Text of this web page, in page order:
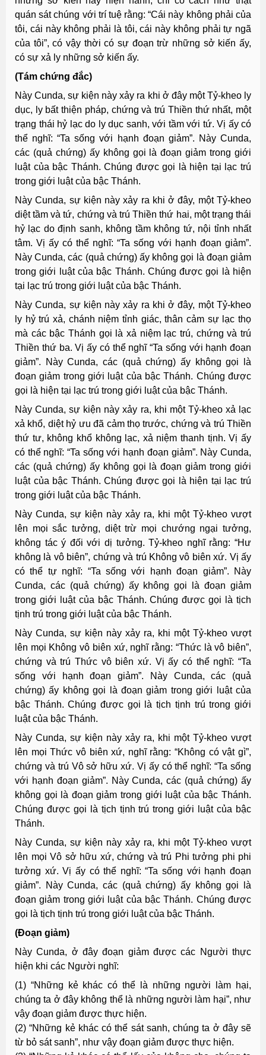
quán sát chúng với trí tuệ rằng: “Cái này không phải của
tôi, cái này không phải là tôi, cái này không phải tự ngã
của tôi”, có vậy thời có sự đoạn trừ những sở kiến ấy,
có sự xả ly những sở kiến ấy.
(Tám chứng đắc)
Này Cunda, sự kiện này xảy ra khi ở đây một Tỷ-kheo ly
dục, ly bất thiện pháp, chứng và trú Thiền thứ nhất, một
trạng thái hỷ lạc do ly dục sanh, với tầm với tứ. Vị ấy có
thể nghĩ: “Ta sống với hạnh đoạn giảm”. Này Cunda,
các (quả chứng) ấy không gọi là đoạn giảm trong giới
luật của bậc Thánh. Chúng được gọi là hiện tại lạc trú
trong giới luật của bậc Thánh.
Này Cunda, sự kiện này xảy ra khi ở đây, một Tỷ-kheo
diệt tầm và tứ, chứng và trú Thiền thứ hai, một trạng thái
hỷ lạc do định sanh, không tầm không tứ, nội tỉnh nhất
tâm. Vị ấy có thể nghĩ: “Ta sống với hạnh đoạn giảm”.
Này Cunda, các (quả chứng) ấy không gọi là đoạn giảm
trong giới luật của bậc Thánh. Chúng được gọi là hiện
tại lạc trú trong giới luật của bậc Thánh.
Này Cunda, sự kiện này xảy ra khi ở đây, một Tỷ-kheo
ly hỷ trú xả, chánh niệm tỉnh giác, thân cảm sự lạc thọ
mà các bậc Thánh gọi là xả niệm lạc trú, chứng và trú
Thiền thứ ba. Vị ấy có thể nghĩ “Ta sống với hạnh đoạn
giảm”. Này Cunda, các (quả chứng) ấy không gọi là
đoạn giảm trong giới luật của bậc Thánh. Chúng được
gọi là hiện tại lạc trú trong giới luật của bậc Thánh.
Này Cunda, sự kiện này xảy ra, khi một Tỷ-kheo xả lạc
xả khổ, diệt hỷ ưu đã cảm thọ trước, chứng và trú Thiền
thứ tư, không khổ không lạc, xả niệm thanh tịnh. Vị ấy
có thể nghĩ: “Ta sống với hạnh đoạn giảm”. Này Cunda,
các (quả chứng) ấy không gọi là đoạn giảm trong giới
luật của bậc Thánh. Chúng được gọi là hiện tại lạc trú
trong giới luật của bậc Thánh.
Này Cunda, sự kiện này xảy ra, khi một Tỷ-kheo vượt
lên mọi sắc tưởng, diệt trừ mọi chướng ngại tưởng,
không tác ý đối với dị tưởng. Tỷ-kheo nghĩ rằng: “Hư
không là vô biên”, chứng và trú Không vô biên xứ. Vị ấy
có thể tự nghĩ: “Ta sống với hạnh đoạn giảm”. Này
Cunda, các (quả chứng) ấy không gọi là đoạn giảm
trong giới luật của bậc Thánh. Chúng được gọi là tịch
tịnh trú trong giới luật của bậc Thánh.
Này Cunda, sự kiện này xảy ra, khi một Tỷ-kheo vượt
lên mọi Không vô biên xứ, nghĩ rằng: “Thức là vô biên”,
chứng và trú Thức vô biên xứ. Vị ấy có thể nghĩ: “Ta
sống với hạnh đoạn giảm”. Này Cunda, các (quả
chứng) ấy không gọi là đoạn giảm trong giới luật của
bậc Thánh. Chúng được gọi là tịch tịnh trú trong giới
luật của bậc Thánh.
Này Cunda, sự kiện này xảy ra, khi một Tỷ-kheo vượt
lên mọi Thức vô biên xứ, nghĩ rằng: “Không có vật gì”,
chứng và trú Vô sở hữu xứ. Vị ấy có thể nghĩ: “Ta sống
với hạnh đoạn giảm”. Này Cunda, các (quả chứng) ấy
không gọi là đoạn giảm trong giới luật của bậc Thánh.
Chúng được gọi là tịch tịnh trú trong giới luật của bậc
Thánh.
Này Cunda, sự kiện này xảy ra, khi một Tỷ-kheo vượt
lên mọi Vô sở hữu xứ, chứng và trú Phi tưởng phi phi
tưởng xứ. Vị ấy có thể nghĩ: “Ta sống với hạnh đoạn
giảm”. Này Cunda, các (quả chứng) ấy không gọi là
đoạn giảm trong giới luật của bậc Thánh. Chúng được
gọi là tịch tịnh trú trong giới luật của bậc Thánh.
(Ðoạn giảm)
Này Cunda, ở đây đoạn giảm được các Người thực
hiện khi các Người nghĩ:
(1) “Những kẻ khác có thể là những người làm hại,
chúng ta ở đây không thể là những người làm hại”, như
vậy đoạn giảm được thực hiện.
(2) “Những kẻ khác có thể sát sanh, chúng ta ở đây sẽ
từ bỏ sát sanh”, như vậy đoạn giảm được thực hiện.